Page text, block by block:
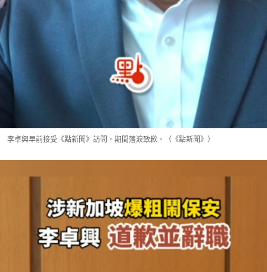
李卓興早前接受《點新聞》訪問，期間落淚致歉。（《點新聞》）